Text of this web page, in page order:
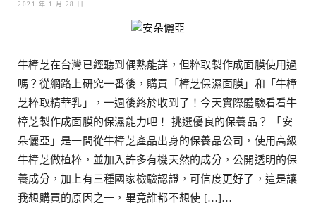
2021 年 1 月 28 日
牛樟芝在台灣已經聽到偶熟能詳，但粹取製作成面膜使用過
嗎？從網路上研究一番後，購買「樟芝保濕面膜」和「牛樟
芝粹取精華乳」，一週後終於收到了！今天實際體驗看看牛
樟芝製作成面膜的保濕能力吧！ 挑選優良的保養品？ 「安
朵儷亞」是一間從牛樟芝產品出身的保養品公司，使用高級
牛樟芝做植粹，並加入許多有機天然的成分，公開透明的保
養成分，加上有三種國家檢驗認證，可信度更好了，這是讓
我想購買的原因之一，畢竟誰都不想使 […]…